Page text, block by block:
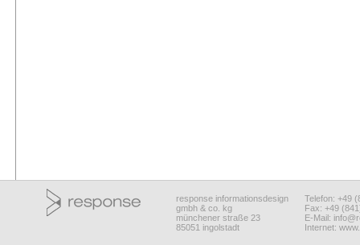
response informationsdesign
gmbh & co. kg
münchener straße 23
85051 ingolstadt
Telefon: +49
Fax: +49
E-Mail:
Internet: